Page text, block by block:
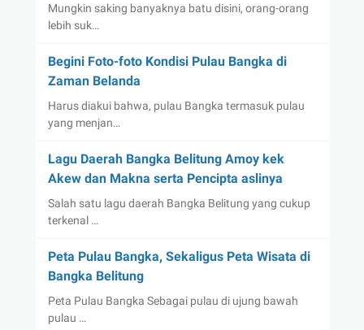
Mungkin saking banyaknya batu disini, orang-orang
lebih suk…
Begini Foto-foto Kondisi Pulau Bangka di
Zaman Belanda
Harus diakui bahwa, pulau Bangka termasuk pulau
yang menjan…
Lagu Daerah Bangka Belitung Amoy kek
Akew dan Makna serta Pencipta aslinya
Salah satu lagu daerah Bangka Belitung yang cukup
terkenal …
Peta Pulau Bangka, Sekaligus Peta Wisata di
Bangka Belitung
Peta Pulau Bangka Sebagai pulau di ujung bawah
pulau …